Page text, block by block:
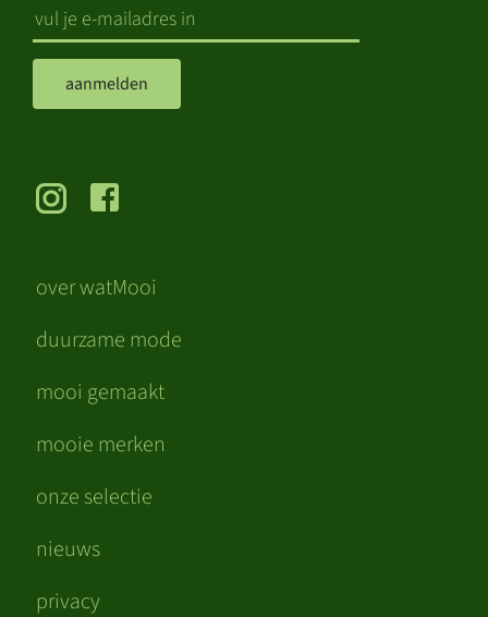
over watMooi
duurzame mode
mooi gemaakt
mooie merken
onze selectie
nieuws
privacy
aanmelden